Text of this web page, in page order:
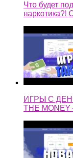
Что будет
наркотика?!
ИГРЫ С
THE